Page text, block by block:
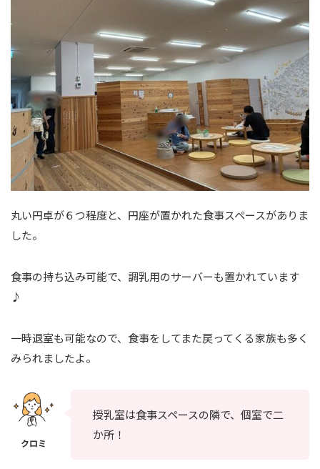
丸い円卓が６つ程度と、円座が置かれた食事スペースがありま
した。
食事の持ち込み可能で、調乳用のサーバーも置かれています
♪
一時退室も可能なので、食事をしてまた戻ってくる家族も多く
みられましたよ。
授乳室は食事スペースの隣で、個室で二
か所！